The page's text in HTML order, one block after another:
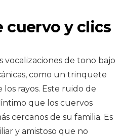
cuervo y clics
vocalizaciones de tono bajo
como un trinquete
rayos. Este ruido de
que los cuervos
cercanos de su familia. Es
y amistoso que no